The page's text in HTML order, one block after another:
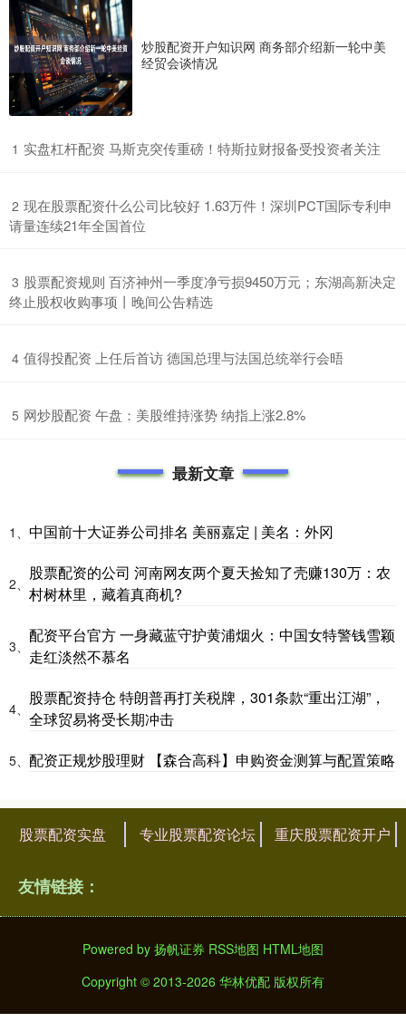
炒股配资开户知识网 商务部介绍新一轮中美
经贸会谈情况
1 ​实盘杠杆配资 马斯克突传重磅！特斯拉财报备受投资者关注
2 ​现在股票配资什么公司比较好 1.63万件！深圳PCT国际专利申
请量连续21年全国首位
3 ​股票配资规则 百济神州一季度净亏损9450万元；东湖高新决定
终止股权收购事项丨晚间公告精选
4 ​值得投配资 上任后首访 德国总理与法国总统举行会晤
5 ​网炒股配资 午盘：美股维持涨势 纳指上涨2.8%
最新文章
1、 中国前十大证券公司排名 美丽嘉定 | 美名：外冈
2、
股票配资的公司 河南网友两个夏天捡知了壳赚130万：农
村树林里，藏着真商机?
3、
配资平台官方 一身藏蓝守护黄浦烟火：中国女特警钱雪颖
走红淡然不慕名
4、
股票配资持仓 特朗普再打关税牌，301条款“重出江湖”，
全球贸易将受长期冲击
5、 配资正规炒股理财 【森合高科】申购资金测算与配置策略
股票配资实盘 专业股票配资论坛 重庆股票配资开户
友情链接：
Powered by 扬帆证券 RSS地图 HTML地图
Copyright © 2013-2026 华林优配 版权所有